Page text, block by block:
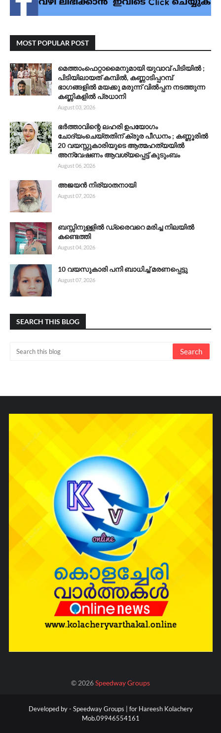
MOST POPULAR POST
മെത്താംഫെറ്റാമൈനുമായി യുവാവ് പിടിയിൽ ;
പിടിയിലായത് കമ്പിൽ, കണ്ണാടിപ്പറമ്പ്
ഭാഗങ്ങളിൽ മയക്കു മരുന്ന് വിൽപ്പന നടത്തുന്ന
കണ്ണികളിൽ പ്രധാനി
August 03, 2026
ഭർത്താവിന്റെ ലഹരി ഉപയോഗം
ചോദ്യംചെയ്തതിന് ക്രൂര പീഡനം ; കണ്ണൂരിൽ
20 വയസ്സുകാരിയുടെ ആത്മഹത്യയിൽ
അന്വേഷണം ആവശ്യപ്പെട്ട് കുടുംബം
August 06, 2026
അജയൻ നിര്യാതനായി
August 07, 2026
ബസ്സിനുള്ളിൽ ഡ്രൈവറെ മരിച്ച നിലയിൽ
കണ്ടെത്തി
August 04, 2026
10 വയസുകാരി പനി ബാധിച്ച് മരണപ്പെട്ടു
August 07, 2026
SEARCH THIS BLOG
©2026Speedway Groups
Developed by - Speedway Groups | for Hareesh Kolachery
Mob.09946554161